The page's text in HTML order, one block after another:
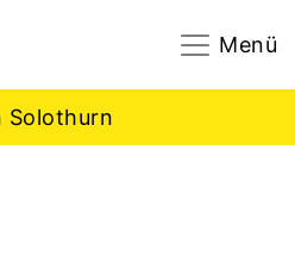
Menü
Solothurn